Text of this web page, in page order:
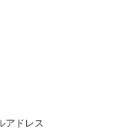
アドレス